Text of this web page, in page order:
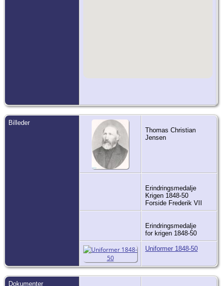
Billeder
Thomas Christian
Jensen
Erindringsmedalje
Krigen 1848-50
Forside Frederik VII
Erindringsmedalje
for krigen 1848-50
Uniformer 1848-50
Dokumenter